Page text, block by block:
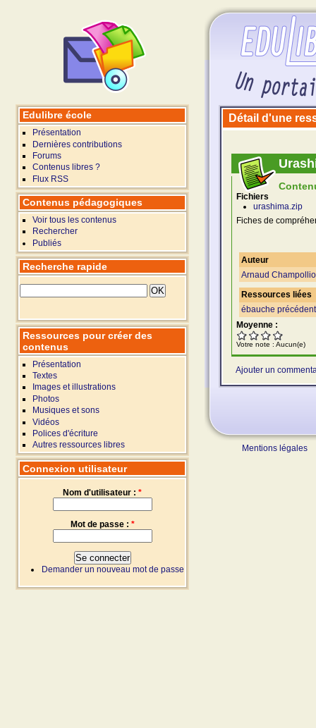
Détail d'une
Fichiers
urashima.zip
Fiches de
Auteur
Arnaud
Ressources liées
ébauche
Moyenne :
Votre note : Aucun(e)
Ajouter un
Mentions légales
Edulibre école
Présentation
Dernières contributions
Forums
Contenus libres ?
Flux RSS
Contenus pédagogiques
Voir tous les contenus
Rechercher
Publiés
Recherche rapide
Ressources pour créer des
contenus
Présentation
Textes
Images et illustrations
Photos
Musiques et sons
Vidéos
Polices d'écriture
Autres ressources libres
Connexion utilisateur
Nom d'utilisateur : *
Mot de passe : *
Demander un nouveau mot de passe